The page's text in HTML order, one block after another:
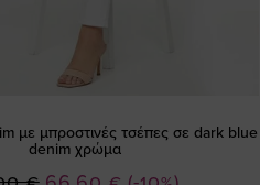
με μπροστινές τσέπες σε dark blue
denim χρώμα
Ειδική